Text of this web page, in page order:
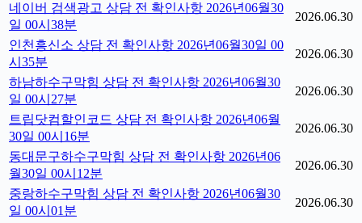
네이버 검색광고 상담 전 확인사항 2026년06월30
일 00시38분
2026.06.30
인천흥신소 상담 전 확인사항 2026년06월30일 00
시35분
2026.06.30
하남하수구막힘 상담 전 확인사항 2026년06월30
일 00시27분
2026.06.30
트립닷컴할인코드 상담 전 확인사항 2026년06월
30일 00시16분
2026.06.30
동대문구하수구막힘 상담 전 확인사항 2026년06
월30일 00시12분
2026.06.30
중랑하수구막힘 상담 전 확인사항 2026년06월30
일 00시01분
2026.06.30